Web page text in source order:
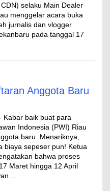
selaku Main Dealer
menggelar acara buka
jurnalis dan vlogger
pada tanggal 17
Anggota Baru
Kabar baik buat para
Indonesia (PWI) Riau
baru. Menariknya,
biaya sepeser pun! Ketua
bahwa proses
Maret hingga 12 April